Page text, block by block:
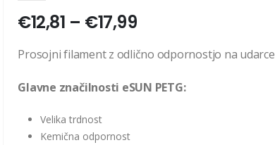
€12,81 – €17,99Raspon
od
do
Prosojni filament z odlično odpornostjo na udarce
Glavne značilnosti eSUN PETG:
Velika trdnost
Kemična odpornost